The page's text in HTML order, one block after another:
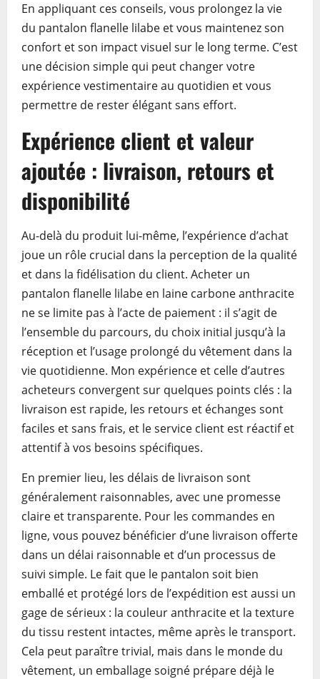
En appliquant ces conseils, vous prolongez la vie
du pantalon flanelle lilabe et vous maintenez son
confort et son impact visuel sur le long terme. C’est
une décision simple qui peut changer votre
expérience vestimentaire au quotidien et vous
permettre de rester élégant sans effort.
Expérience client et valeur
ajoutée : livraison, retours et
disponibilité
Au-delà du produit lui-même, l’expérience d’achat
joue un rôle crucial dans la perception de la qualité
et dans la fidélisation du client. Acheter un
pantalon flanelle lilabe en laine carbone anthracite
ne se limite pas à l’acte de paiement : il s’agit de
l’ensemble du parcours, du choix initial jusqu’à la
réception et l’usage prolongé du vêtement dans la
vie quotidienne. Mon expérience et celle d’autres
acheteurs convergent sur quelques points clés : la
livraison est rapide, les retours et échanges sont
faciles et sans frais, et le service client est réactif et
attentif à vos besoins spécifiques.
En premier lieu, les délais de livraison sont
généralement raisonnables, avec une promesse
claire et transparente. Pour les commandes en
ligne, vous pouvez bénéficier d’une livraison offerte
dans un délai raisonnable et d’un processus de
suivi simple. Le fait que le pantalon soit bien
emballé et protégé lors de l’expédition est aussi un
gage de sérieux : la couleur anthracite et la texture
du tissu restent intactes, même après le transport.
Cela peut paraître trivial, mais dans le monde du
vêtement, un emballage soigné prépare déjà le